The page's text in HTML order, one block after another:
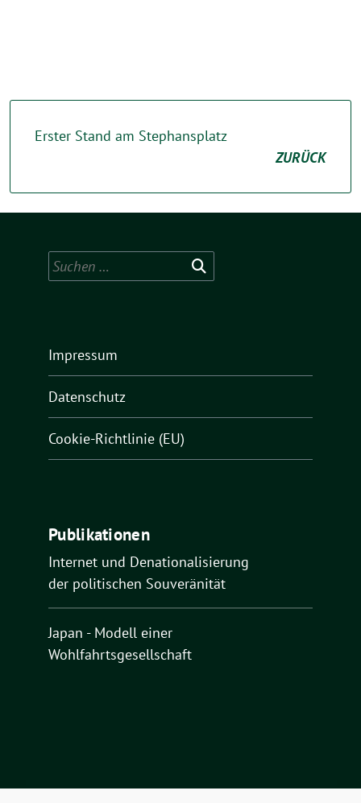
Erster Stand am Stephansplatz
ZURÜCK
Suchen
nach:
Impressum
Datenschutz
Cookie-Richtlinie (EU)
Publikationen
Internet und Denationalisierung
der politischen Souveränität
Japan - Modell einer
Wohlfahrtsgesellschaft